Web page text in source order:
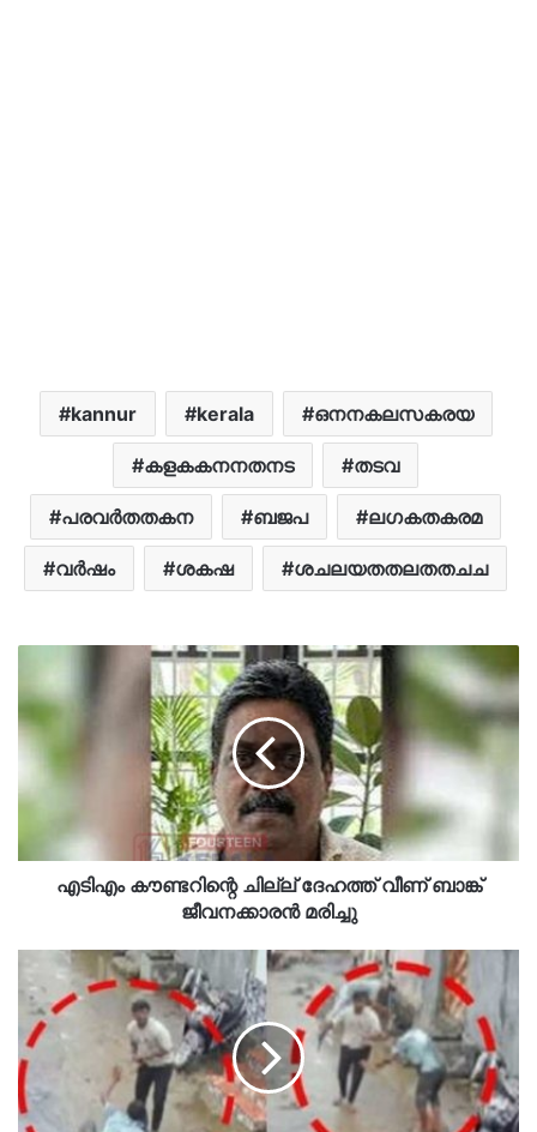
kannur kerala ഒനനകലസകരയ
കളകകനനതനട തടവ
പരവർതതകന ബജപ ലഗകതകരമ
വർഷം ശകഷ ശചലയതതലതതചച
എടിഎം കൗണ്ടറിന്റെ ചില്ല് ദേഹത്ത് വീണ് ബാങ്ക്
ജീവനക്കാരൻ മരിച്ചു